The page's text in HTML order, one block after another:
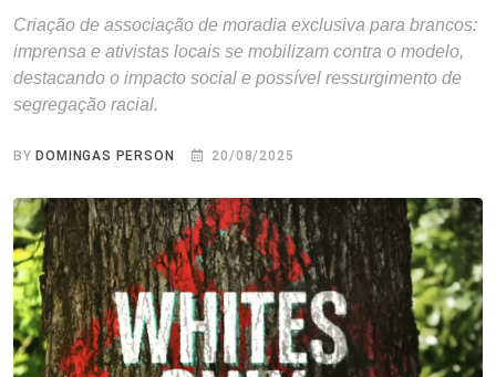
Criação de associação de moradia exclusiva para brancos:
imprensa e ativistas locais se mobilizam contra o modelo,
destacando o impacto social e possível ressurgimento de
segregação racial.
BYDOMINGAS PERSON 20/08/2025